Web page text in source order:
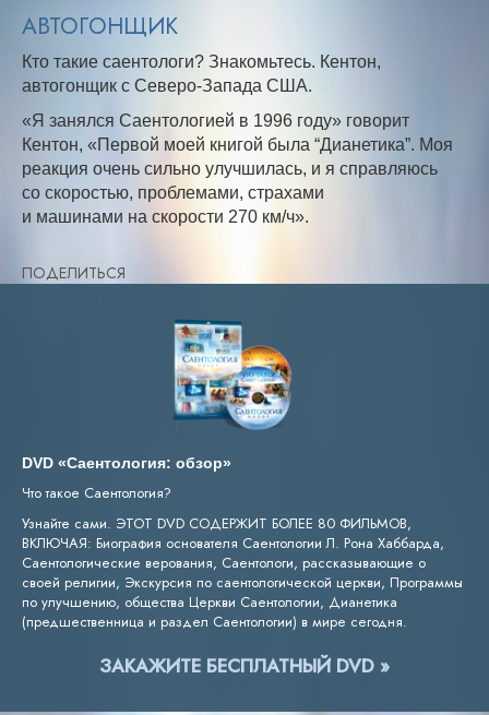
АВТОГОНЩИК
Кто такие саентологи? Знакомьтесь. Кентон,
автогонщик с Северо-Запада США.
«Я занялся Саентологией в 1996 году» говорит
Кентон, «Первой моей книгой была “Дианетика”. Моя
реакция очень сильно улучшилась, и я справляюсь
со скоростью, проблемами, страхами
и машинами на скорости 270 км/ч».
ПОДЕЛИТЬСЯ
DVD «Саентология: обзор»
Что такое Саентология?
Узнайте сами. ЭТОТ DVD СОДЕРЖИТ БОЛЕЕ 80 ФИЛЬМОВ,
ВКЛЮЧАЯ: Биография основателя Саентологии Л. Рона Хаббарда,
Саентологические верования, Саентологи, рассказывающие о
своей религии, Экскурсия по саентологической церкви, Программы
по улучшению, общества Церкви Саентологии, Дианетика
(предшественница и раздел Саентологии) в мире сегодня.
ЗАКАЖИТЕ БЕСПЛАТНЫЙ DVD »